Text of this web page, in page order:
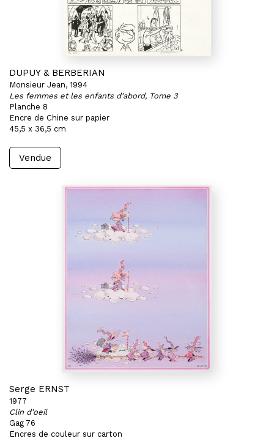
DUPUY & BERBERIAN
Monsieur Jean, 1994
Les femmes et les enfants d'abord, Tome 3
Planche 8
Encre de Chine sur papier
45,5 x 36,5 cm
Vendue
Serge ERNST
1977
Clin d'oeil
Gag 76
Encres de couleur sur carton